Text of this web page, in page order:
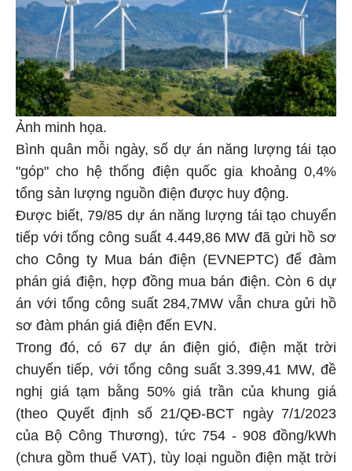
Ảnh minh họa.
Bình quân mỗi ngày, số dự án năng lượng tái tạo
"góp" cho hệ thống điện quốc gia khoảng 0,4%
tổng sản lượng nguồn điện được huy động.
Được biết, 79/85 dự án năng lượng tái tạo chuyển
tiếp với tổng công suất 4.449,86 MW đã gửi hồ sơ
cho Công ty Mua bán điện (EVNEPTC) để đàm
phán giá điện, hợp đồng mua bán điện. Còn 6 dự
án với tổng công suất 284,7MW vẫn chưa gửi hồ
sơ đàm phán giá điện đến EVN.
Trong đó, có 67 dự án điện gió, điện mặt trời
chuyển tiếp, với tổng công suất 3.399,41 MW, đề
nghị giá tạm bằng 50% giá trần của khung giá
(theo Quyết định số 21/QĐ-BCT ngày 7/1/2023
của Bộ Công Thương), tức 754 - 908 đồng/kWh
(chưa gồm thuế VAT), tùy loại nguồn điện mặt trời